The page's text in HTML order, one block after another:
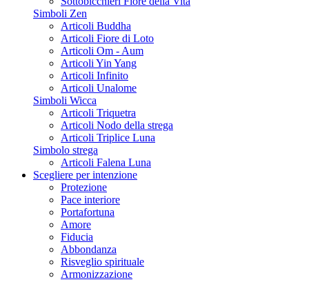
Simboli Zen
Articoli Buddha
Articoli Fiore di Loto
Articoli Om - Aum
Articoli Yin Yang
Articoli Infinito
Articoli Unalome
Simboli Wicca
Articoli Triquetra
Articoli Nodo della strega
Articoli Triplice Luna
Simbolo strega
Articoli Falena Luna
Scegliere per intenzione
Protezione
Pace interiore
Portafortuna
Amore
Fiducia
Abbondanza
Risveglio spirituale
Armonizzazione